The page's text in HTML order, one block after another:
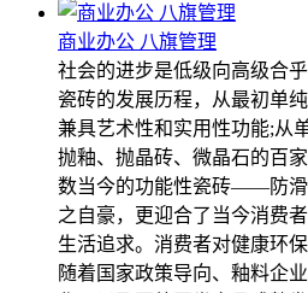
商业办公 八旗管理
社会的进步是低级向高级合
瓷砖的发展历程，从最初单
兼具艺术性和实用性功能;从
抛釉、抛晶砖、微晶石的百
数当今的功能性瓷砖——防滑
之自豪，更迎合了当今消费
生活追求。消费者对健康环
随着国家政策导向、釉料企